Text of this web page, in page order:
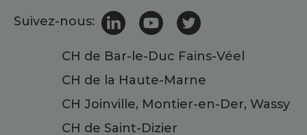
Suivez-nous:
CH de Bar-le-Duc Fains-Véel
CH de la Haute-Marne
CH Joinville, Montier-en-Der, Wassy
CH de Saint-Dizier